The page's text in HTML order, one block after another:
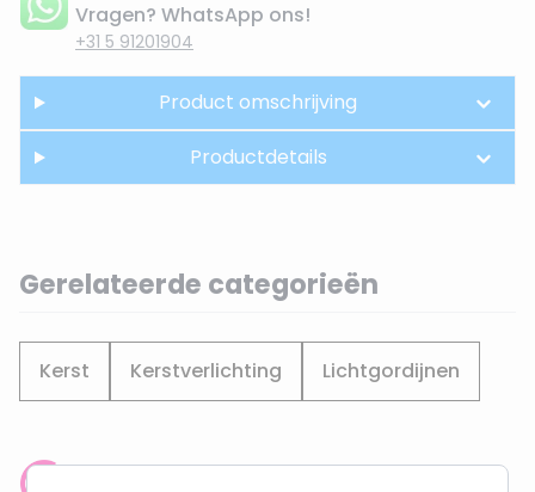
Vragen? WhatsApp ons!
+31 5 91201904
Product omschrijving
Productdetails
Gerelateerde categorieën
Kerst Kerstverlichting Lichtgordijnen